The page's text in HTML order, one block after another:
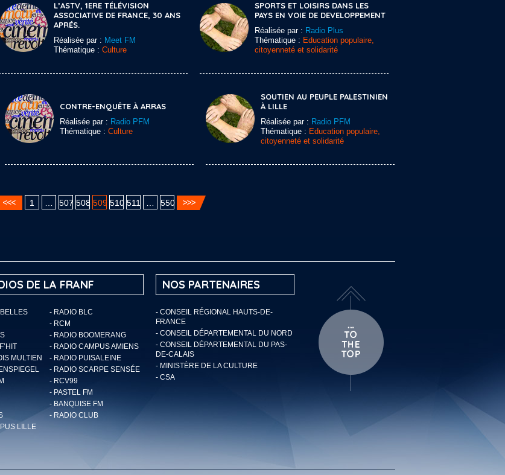
L’ASTV, 1ERE TÉLÉVISION
ASSOCIATIVE DE FRANCE, 30 ANS
APRÉS.
Réalisée par : Meet FM
Thématique : Culture
SPORTS ET LOISIRS DANS LES
PAYS EN VOIE DE DEVELOPPEMENT
Réalisée par : Radio Plus
Thématique : Education populaire,
citoyenneté et solidarité
CONTRE-ENQUÊTE À ARRAS
Réalisée par : Radio PFM
Thématique : Culture
SOUTIEN AU PEUPLE PALESTINIEN
À LILLE
Réalisée par : Radio PFM
Thématique : Education populaire,
citoyenneté et solidarité
1 507 508 509 510 511 550
DE LA FRANF
- RADIO BLC
- RCM
- RADIO BOOMERANG
- RADIO CAMPUS AMIENS
MULTIEN
- RADIO PUISALEINE
- RADIO SCARPE SENSÉE
- RCV99
- PASTEL FM
- BANQUISE FM
- RADIO CLUB
LILLE
NOS PARTENAIRES
- CONSEIL RÉGIONAL HAUTS-DE-
FRANCE
- CONSEIL DÉPARTEMENTAL DU NORD
- CONSEIL DÉPARTEMENTAL DU PAS-
DE-CALAIS
- MINISTÈRE DE LA CULTURE
- CSA